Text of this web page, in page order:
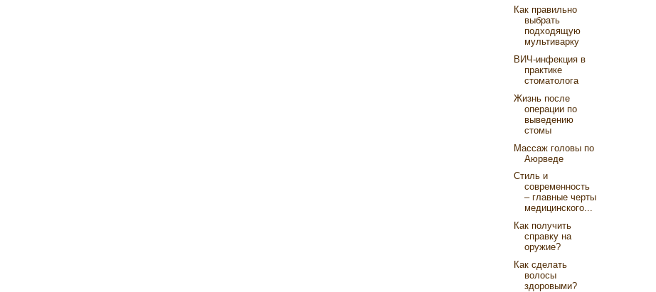
Как правильно
выбрать
подходящую
мультиварку
ВИЧ-инфекция в
практике
стоматолога
Жизнь после
операции по
выведению
стомы
Массаж головы по
Аюрведе
Стиль и
современность
– главные черты
медицинского...
Как получить
справку на
оружие?
Как сделать
волосы
здоровыми?